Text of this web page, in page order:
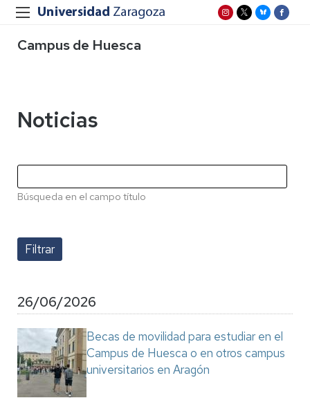
Campus de Huesca
Noticias
Búsqueda en el campo título
26/06/2026
Becas de movilidad para estudiar en el
Campus de Huesca o en otros campus
universitarios en Aragón